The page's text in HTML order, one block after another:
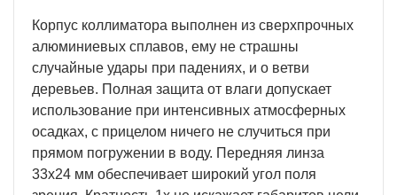
Корпус коллиматора выполнен из сверхпрочных
алюминиевых сплавов, ему не страшны
случайные удары при падениях, и о ветви
деревьев. Полная защита от влаги допускает
использование при интенсивных атмосферных
осадках, с прицелом ничего не случиться при
прямом погружении в воду. Передняя линза
33х24 мм обеспечивает широкий угол поля